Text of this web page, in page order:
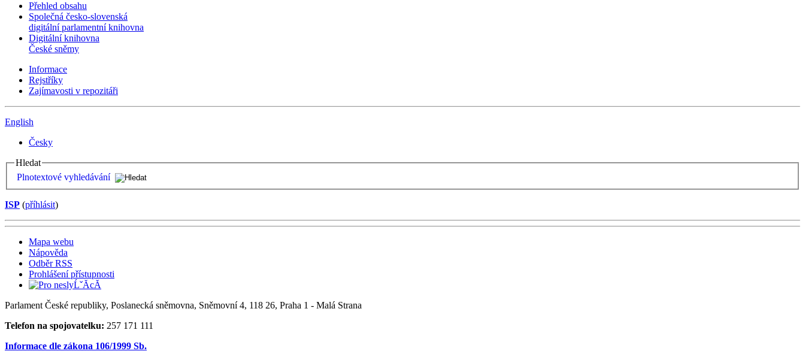
Přehled obsahu
Společná česko-slovenská
digitální parlamentní knihovna
Digitální knihovna
České sněmy
Informace
Rejstříky
Zajímavosti v repozitáři
English
Česky
Hledat
Plnotextové vyhledávání
ISP (příhlásit)
Mapa webu
Nápověda
Odběr RSS
Prohlášení přístupnosti
Parlament České republiky, Poslanecká sněmovna, Sněmovní 4, 118 26, Praha 1 - Malá Strana
Telefon na spojovatelku: 257 171 111
Informace dle zákona 106/1999 Sb.